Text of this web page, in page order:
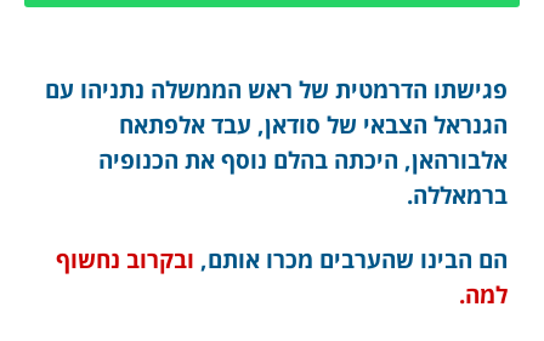
פגישתו הדרמטית של ראש הממשלה נתניהו עם
הגנראל הצבאי של סודאן, עבד אלפתאח
אלבורהאן, היכתה בהלם נוסף את הכנופיה
ברמאללה.
הם הבינו שהערבים מכרו אותם, ובקרוב נחשוף
למה.